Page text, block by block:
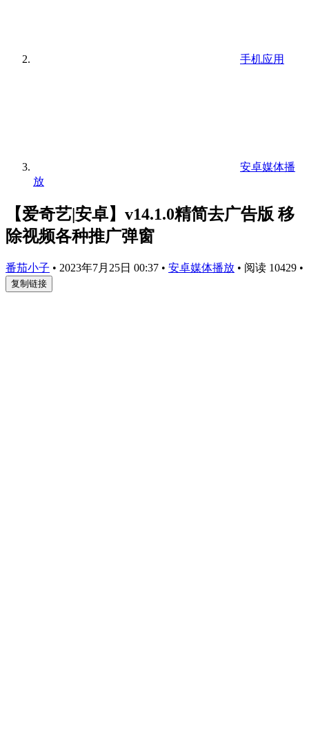
手机应用
安卓媒体播
放
【爱奇艺|安卓】v14.1.0精简去广告版 移
除视频各种推广弹窗
番茄小子 • 2023年7月25日 00:37 • 安卓媒体播放 • 阅读 10429 •
复制链接